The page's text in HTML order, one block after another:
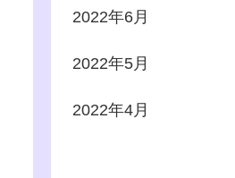
2022年6月
2022年5月
2022年4月